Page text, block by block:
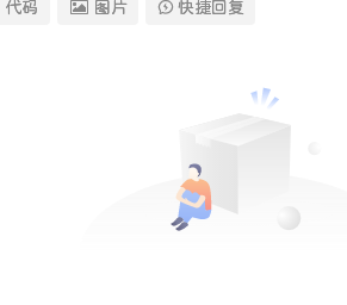
代码 图片 快捷回复